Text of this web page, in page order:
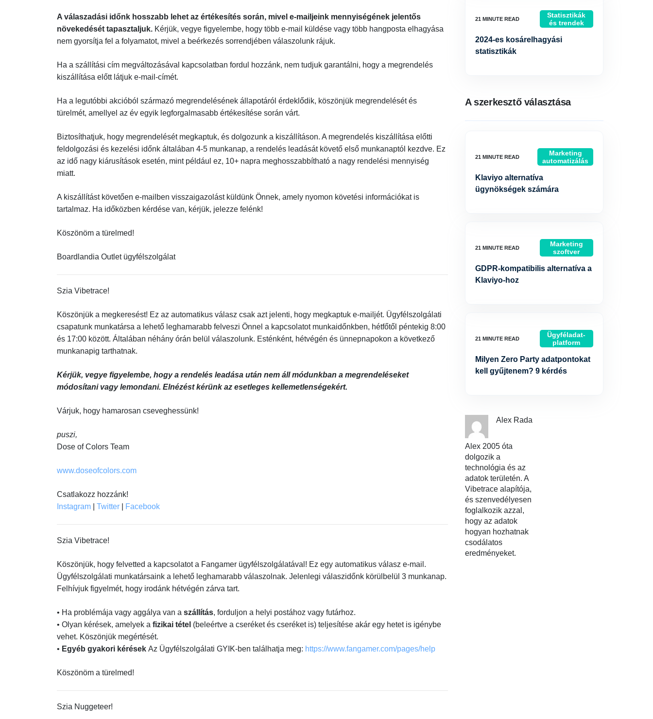
A válaszadási időnk hosszabb lehet az értékesítés során, mivel e-mailjeink mennyiségének jelentős
növekedését tapasztaljuk. Kérjük, vegye figyelembe, hogy több e-mail küldése vagy több hangposta elhagyása
nem gyorsítja fel a folyamatot, mivel a beérkezés sorrendjében válaszolunk rájuk.
Ha a szállítási cím megváltozásával kapcsolatban fordul hozzánk, nem tudjuk garantálni, hogy a megrendelés
kiszállítása előtt látjuk e-mail-címét.
Ha a legutóbbi akcióból származó megrendelésének állapotáról érdeklődik, köszönjük megrendelését és
türelmét, amellyel az év egyik legforgalmasabb értékesítése során várt.
Biztosíthatjuk, hogy megrendelését megkaptuk, és dolgozunk a kiszállításon. A megrendelés kiszállítása előtti
feldolgozási és kezelési időnk általában 4-5 munkanap, a rendelés leadását követő első munkanaptól kezdve. Ez
az idő nagy kiárusítások esetén, mint például ez, 10+ napra meghosszabbítható a nagy rendelési mennyiség
miatt.
A kiszállítást követően e-mailben visszaigazolást küldünk Önnek, amely nyomon követési információkat is
tartalmaz. Ha időközben kérdése van, kérjük, jelezze felénk!
Köszönöm a türelmed!
Boardlandia Outlet ügyfélszolgálat
Szia Vibetrace!
Köszönjük a megkeresést! Ez az automatikus válasz csak azt jelenti, hogy megkaptuk e-mailjét. Ügyfélszolgálati
csapatunk munkatársa a lehető leghamarabb felveszi Önnel a kapcsolatot munkaidőnkben, hétfőtől péntekig 8:00
és 17:00 között. Általában néhány órán belül válaszolunk. Esténként, hétvégén és ünnepnapokon a következő
munkanapig tarthatnak.
Kérjük, vegye figyelembe, hogy a rendelés leadása után nem áll módunkban a megrendeléseket
módosítani vagy lemondani. Elnézést kérünk az esetleges kellemetlenségekért.
Várjuk, hogy hamarosan cseveghessünk!
puszi,
Dose of Colors Team
www.doseofcolors.com
Csatlakozz hozzánk!
Instagram
Twitter Facebook
Szia Vibetrace!
Köszönjük, hogy felvetted a kapcsolatot a Fangamer ügyfélszolgálatával! Ez egy automatikus válasz e-mail.
Ügyfélszolgálati munkatársaink a lehető leghamarabb válaszolnak. Jelenlegi válaszidőnk körülbelül 3 munkanap.
Felhívjuk figyelmét, hogy irodánk hétvégén zárva tart.
• Ha problémája vagy aggálya van a szállítás, forduljon a helyi postához vagy futárhoz.
• Olyan kérések, amelyek a fizikai tétel (beleértve a cseréket és cseréket is) teljesítése akár egy hetet is igénybe
vehet. Köszönjük megértését.
• Egyéb gyakori kérések Az Ügyfélszolgálati GYIK-ben találhatja meg: https://www.fangamer.com/pages/help
Köszönöm a türelmed!
Szia Nuggeteer!
Statisztikák
és trendek
2024-es kosárelhagyási
statisztikák
A szerkesztő választása
Marketing
automatizálás
Klaviyo alternatíva
ügynökségek számára
Marketing
szoftver
GDPR-kompatibilis alternatíva a
Klaviyo-hoz
Ügyféladat-
platform
Milyen Zero Party adatpontokat
kell gyűjtenem? 9 kérdés
Alex Rada
Alex 2005 óta
dolgozik a
technológia és az
adatok területén. A
Vibetrace alapítója,
és szenvedélyesen
foglalkozik azzal,
hogy az adatok
hogyan hozhatnak
csodálatos
eredményeket.